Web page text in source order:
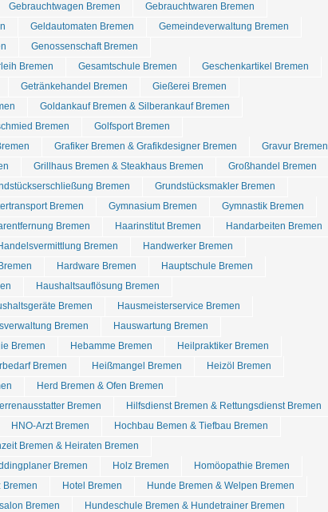
Gebrauchtwagen Bremen
Gebrauchtwaren Bremen
Geldautomaten Bremen
Gemeindeverwaltung Bremen
Genossenschaft Bremen
Bremen
Gesamtschule Bremen
Geschenkartikel Bremen
Getränkehandel Bremen
Gießerei Bremen
Goldankauf Bremen & Silberankauf Bremen
Bremen
Golfsport Bremen
Grafiker Bremen & Grafikdesigner Bremen
Gravur Bremen
Grillhaus Bremen & Steakhaus Bremen
Großhandel Bremen
Bremen
Grundstücksmakler Bremen
Bremen Gymnasium Bremen
Gymnastik Bremen
Bremen Haarinstitut Bremen
Handarbeiten Bremen
Bremen
Handwerker Bremen
Hardware Bremen
Hauptschule Bremen
Haushaltsauflösung Bremen
Bremen
Hausmeisterservice Bremen
Bremen
Hauswartung Bremen
Bremen
Hebamme Bremen
Heilpraktiker Bremen
Bremen Heißmangel Bremen
Heizöl Bremen
Herd Bremen & Ofen Bremen
Bremen
Hilfsdienst Bremen & Rettungsdienst Bremen
HNO-Arzt Bremen
Hochbau Bemen & Tiefbau Bremen
Bremen & Heiraten Bremen
Bremen
Holz Bremen
Homöopathie Bremen
Bremen Hotel Bremen
Hunde Bremen & Welpen Bremen
Bremen
Hundeschule Bremen & Hundetrainer Bremen